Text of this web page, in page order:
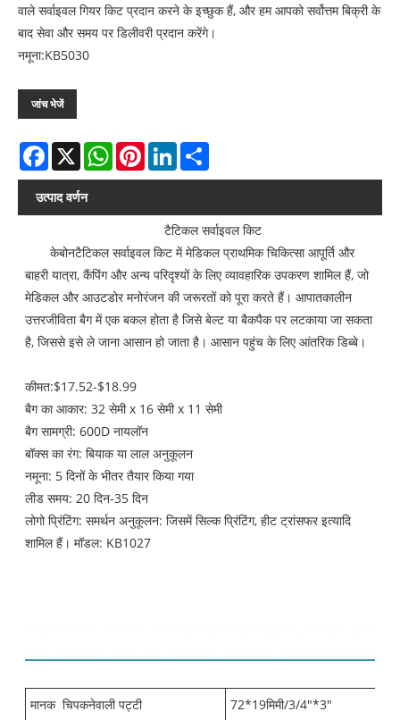
वाले सर्वाइवल गियर किट प्रदान करने के इच्छुक हैं, और हम आपको सर्वोत्तम बिक्री के
बाद सेवा और समय पर डिलीवरी प्रदान करेंगे।
नमूना:KB5030
जांच भेजें
Facebook
X WhatsAppPinterestLinkedIn
उत्पाद वर्णन
टैटिकल सर्वाइवल किट
केबोनटैटिकल सर्वाइवल किट में मेडिकल प्राथमिक चिकित्सा आपूर्ति और
बाहरी यात्रा, कैंपिंग और अन्य परिदृश्यों के लिए व्यावहारिक उपकरण शामिल हैं, जो
मेडिकल और आउटडोर मनोरंजन की जरूरतों को पूरा करते हैं। आपातकालीन
उत्तरजीविता बैग में एक बकल होता है जिसे बेल्ट या बैकपैक पर लटकाया जा सकता
है, जिससे इसे ले जाना आसान हो जाता है। आसान पहुंच के लिए आंतरिक डिब्बे।
कीमत:$17.52-$18.99
बैग का आकार: 32 सेमी x 16 सेमी x 11 सेमी
बैग सामग्री: 600D नायलॉन
बॉक्स का रंग: बियाक या लाल अनुकूलन
नमूना: 5 दिनों के भीतर तैयार किया गया
लीड समय: 20 दिन-35 दिन
लोगो प्रिंटिंग: समर्थन अनुकूलन: जिसमें सिल्क प्रिंटिंग, हीट ट्रांसफर इत्यादि
शामिल हैं। मॉडल: KB1027
मानक चिपकनेवाली पट्टी
72*19मिमी/3/4"*3"